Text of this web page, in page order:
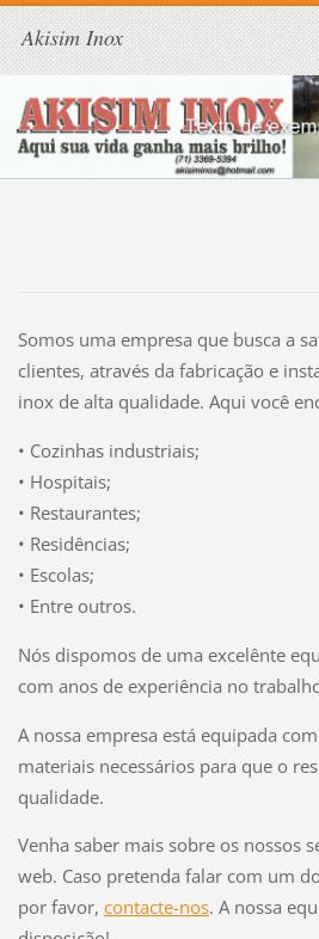
Akisim Inox
Somos uma empresa que busca a
clientes, através da fabricação e
inox de alta qualidade. Aqui você
• Cozinhas industriais;
• Hospitais;
• Restaurantes;
• Residências;
• Escolas;
• Entre outros.
Nós dispomos de uma excelênte
com anos de experiência no
A nossa empresa está equipada
materiais necessários para que o
qualidade.
Venha saber mais sobre os nossos
web. Caso pretenda falar com um
por favor, contacte-nos. A nossa